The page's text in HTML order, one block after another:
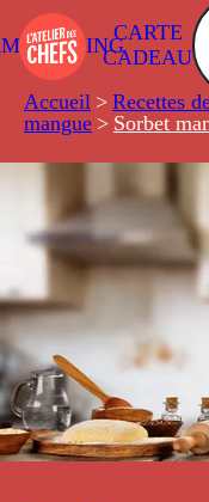
CARTE
CADEAU
Accueil > Recettes
mangue > Sorbet